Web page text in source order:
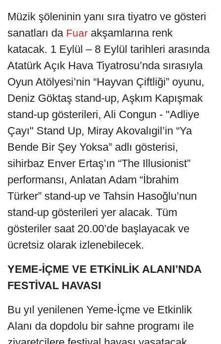
Müzik şöleninin yanı sıra tiyatro ve gösteri
sanatları da Fuar akşamlarına renk
katacak. 1 Eylül – 8 Eylül tarihleri arasında
Atatürk Açık Hava Tiyatrosu’nda sırasıyla
Oyun Atölyesi’nin “Hayvan Çiftliği” oyunu,
Deniz Göktaş stand-up, Aşkım Kapışmak
stand-up gösterileri, Ali Congun - "Adliye
Çayı" Stand Up, Miray Akovalıgil’in “Ya
Bende Bir Şey Yoksa” adlı gösterisi,
sihirbaz Enver Ertaş’ın “The Illusionist”
performansı, Anlatan Adam “İbrahim
Türker” stand-up ve Tahsin Hasoğlu’nun
stand-up gösterileri yer alacak. Tüm
gösteriler saat 20.00’de başlayacak ve
ücretsiz olarak izlenebilecek.
YEME-İÇME VE ETKİNLİK ALANI’NDA
FESTİVAL HAVASI
Bu yıl yenilenen Yeme-İçme ve Etkinlik
Alanı da dopdolu bir sahne programı ile